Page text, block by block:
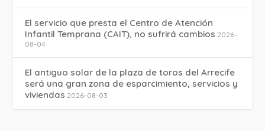
El servicio que presta el Centro de Atención
Infantil Temprana (CAIT), no sufrirá cambios 2026-
08-04
El antiguo solar de la plaza de toros del Arrecife
será una gran zona de esparcimiento, servicios y
viviendas 2026-08-03